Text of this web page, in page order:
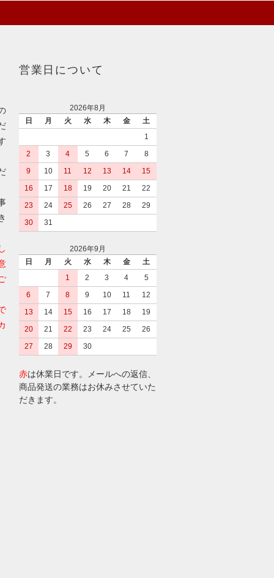
営業日について
2026年8月
日
月 火 水 木 金
土
1
2
3 4 5 6 7
8
9
10 11 12 13 14
15
16
17 18 19 20 21
22
23
24 25 26 27 28
29
30
31
2026年9月
日
月 火 水 木 金
土
1
2 3 4
5
6
7 8 9 10 11
12
13
14 15 16 17 18
19
20
21 22 23 24 25
26
27
28 29 30
赤は休業日です。メールへの返信、
商品発送の業務はお休みさせていた
だきます。